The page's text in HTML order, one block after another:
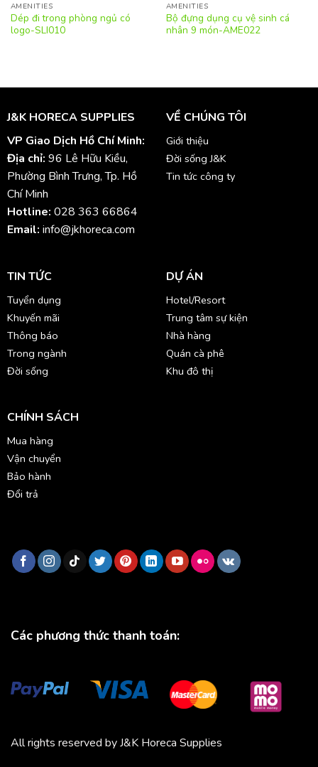
AMENITIES
Dép đi trong phòng ngủ có
logo-SLI010
AMENITIES
Bộ đựng dụng cụ vệ sinh cá
nhân 9 món-AME022
J&K HORECA SUPPLIES
VP Giao Dịch Hồ Chí Minh:
Địa chỉ: 96 Lê Hữu Kiều,
Phường Bình Trưng, Tp. Hồ
Chí Minh
Hotline: 028 363 66864
Email: info@jkhoreca.com
VỀ CHÚNG TÔI
Giới thiệu
Đời sống J&K
Tin tức công ty
TIN TỨC
Tuyển dụng
Khuyến mãi
Thông báo
Trong ngành
Đời sống
DỰ ÁN
Hotel/Resort
Trung tâm sự kiện
Nhà hàng
Quán cà phê
Khu đô thị
CHÍNH SÁCH
Mua hàng
Vận chuyển
Bảo hành
Đổi trả
Các phương thức thanh toán:
All rights reserved by J&K Horeca Supplies